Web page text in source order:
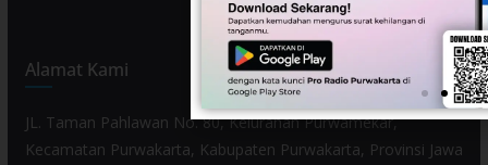
Alamat Kami
JL. Taman Pahlawan No. 80, Kelurahan Purwamekar,
Kecamatan Purwakarta, Kabupaten Purwakarta, Provinsi Jawa